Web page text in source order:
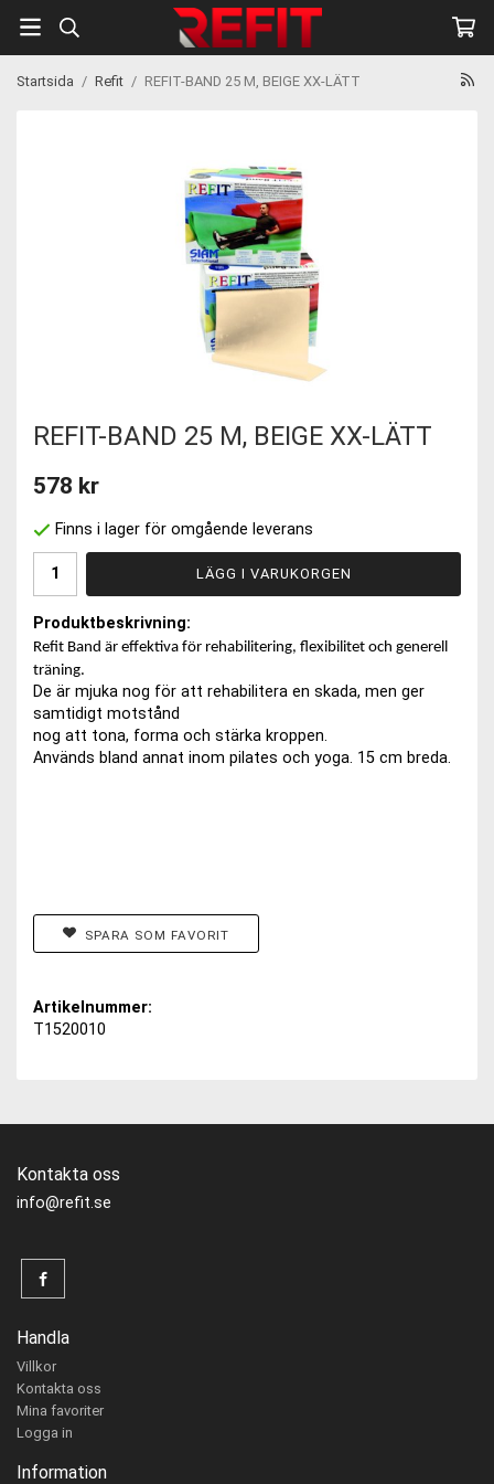
Startsida / Refit / REFIT-BAND 25 M, BEIGE XX-LÄTT
REFIT-BAND 25 M, BEIGE XX-LÄTT
578 kr
Finns i lager för omgående leverans
LÄGG I VARUKORGEN
Produktbeskrivning:
Refit Band är effektiva för rehabilitering, flexibilitet och generell
träning.
De är mjuka nog för att rehabilitera en skada, men ger
samtidigt motstånd
nog att tona, forma och stärka kroppen.
Används bland annat inom pilates och yoga. 15 cm breda.
SPARA SOM FAVORIT
Artikelnummer:
T1520010
Kontakta oss
info@refit.se
Handla
Villkor
Kontakta oss
Mina favoriter
Logga in
Information